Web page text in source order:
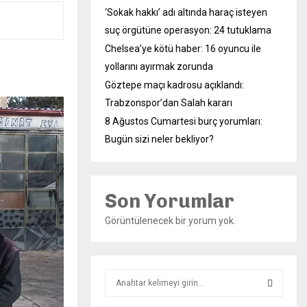
‘Sokak hakkı’ adı altında haraç isteyen
suç örgütüne operasyon: 24 tutuklama
Chelsea’ye kötü haber: 16 oyuncu ile
yollarını ayırmak zorunda
Göztepe maçı kadrosu açıklandı:
Trabzonspor’dan Salah kararı
8 Ağustos Cumartesi burç yorumları:
Bugün sizi neler bekliyor?
Son Yorumlar
Görüntülenecek bir yorum yok.